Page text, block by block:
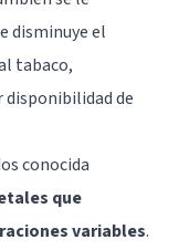
disminuye el
tabaco,
disponibilidad de
conocida
que
variables.